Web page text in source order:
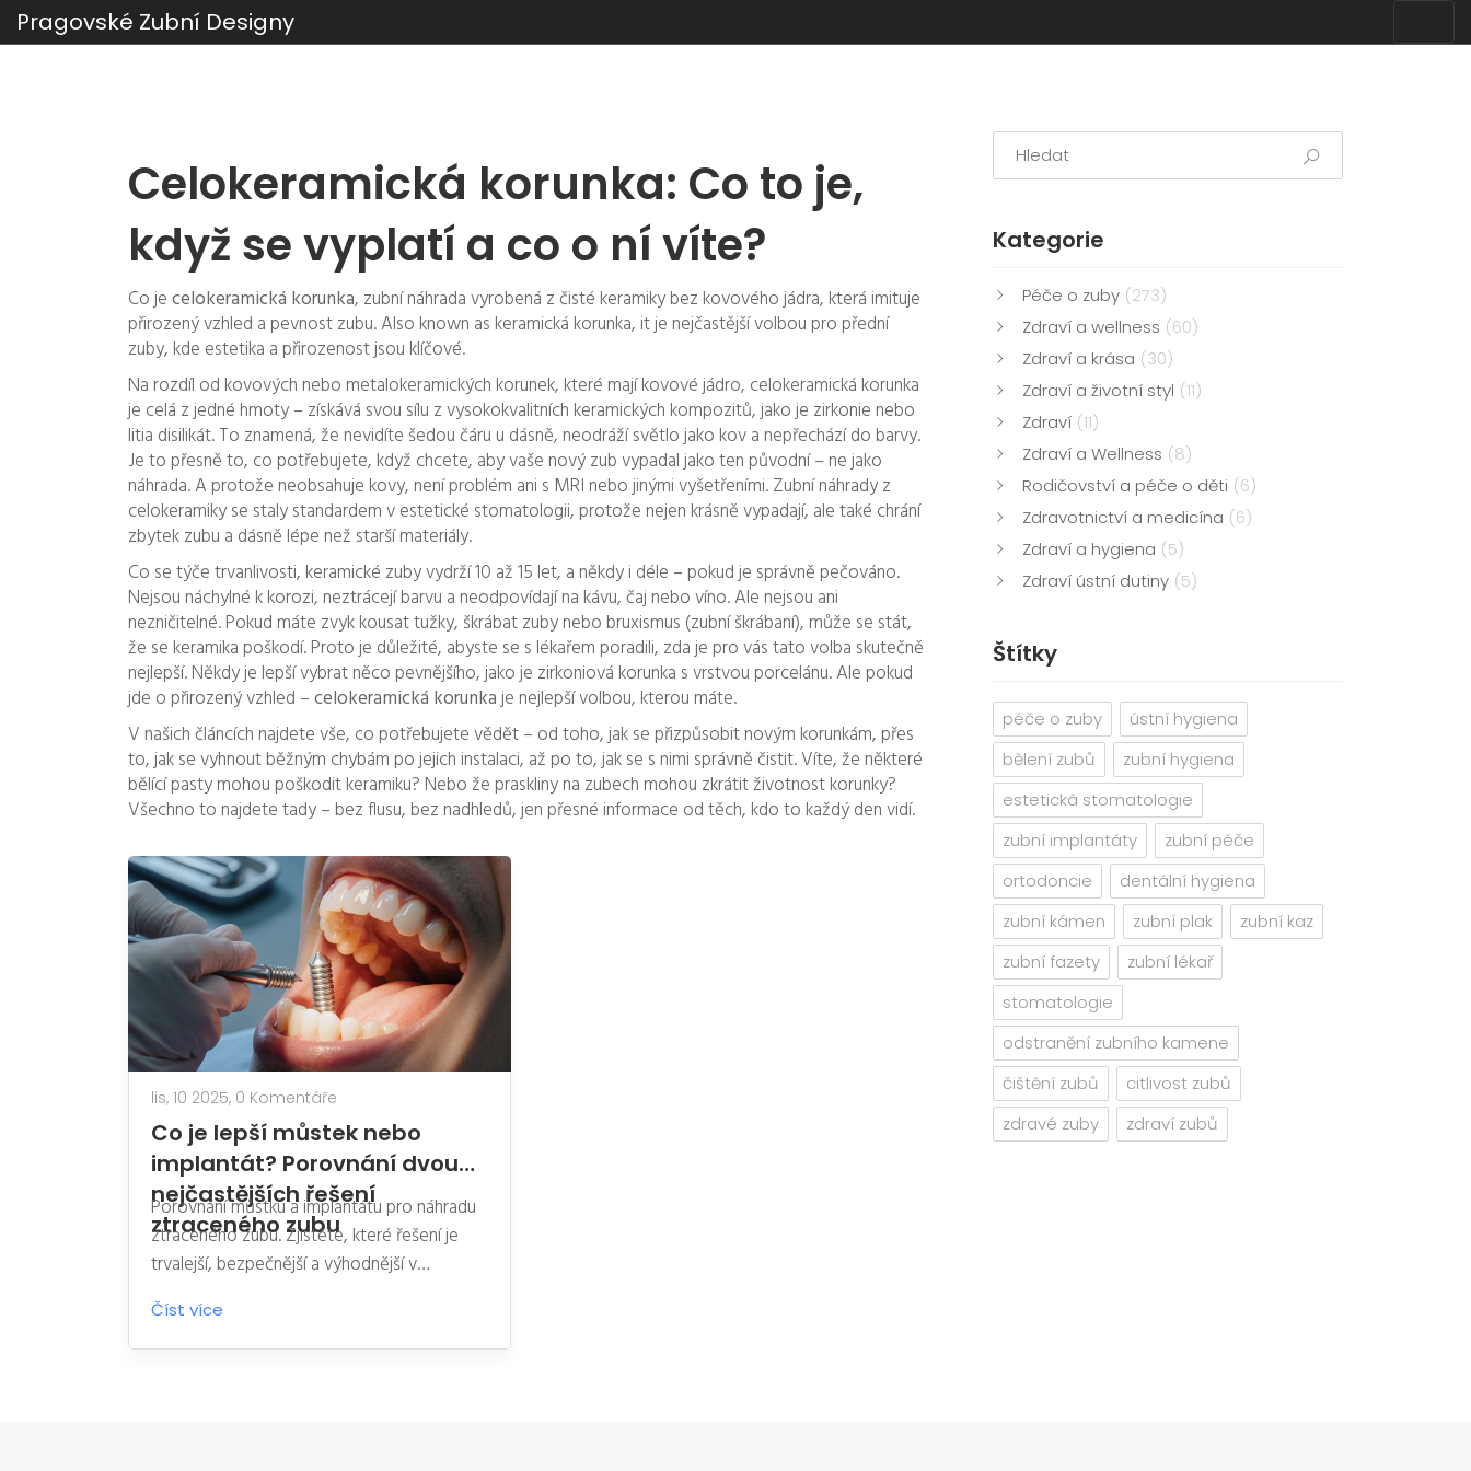
Pragovské Zubní Designy
Celokeramická korunka: Co to je,
když se vyplatí a co o ní víte?
Co jecelokeramická korunka, zubní náhrada vyrobená z čisté keramiky bez kovového jádra, která imituje
přirozený vzhled a pevnost zubu. Also known as keramická korunka, itje nejčastější volbou pro přední
zuby, kde estetika a přirozenost jsou klíčové.
Na rozdíl od kovových nebo metalokeramických korunek, které mají kovové jádro, celokeramická korunka
je celá z jedné hmoty – získává svou sílu z vysokokvalitních keramických kompozitů, jako je zirkonie nebo
litia disilikát. To znamená, že nevidíte šedou čáru u dásně, neodráží světlo jako kov a nepřechází do barvy.
Je to přesně to, co potřebujete, když chcete, aby vaše nový zub vypadal jako ten původní – ne jako
náhrada. A protože neobsahuje kovy, není problém ani s MRI nebo jinými vyšetřeními.Zubní náhradyz
celokeramiky se staly standardem v estetické stomatologii, protože nejen krásně vypadají, ale také chrání
zbytek zubu a dásně lépe než starší materiály.
Co se týče trvanlivosti, keramické zubyvydrží 10 až 15 let, a někdy i déle – pokud je správně pečováno.
Nejsou náchylné k korozi, neztrácejí barvu a neodpovídají na kávu, čaj nebo víno. Ale nejsou ani
nezničitelné. Pokud máte zvyk kousat tužky, škrábat zuby nebo bruxismus (zubní škrábaní), může se stát,
že se keramika poškodí. Proto je důležité, abyste se s lékařem poradili, zda je pro vás tato volba skutečně
nejlepší. Někdy je lepší vybrat něco pevnějšího, jako je zirkoniová korunka s vrstvou porcelánu. Ale pokud
jde o přirozený vzhled –celokeramická korunkaje nejlepší volbou, kterou máte.
V našich článcích najdete vše, co potřebujete vědět – od toho, jak se přizpůsobit novým korunkám, přes
to, jak se vyhnout běžným chybám po jejich instalaci, až po to, jak se s nimi správně čistit. Víte, že některé
bělící pasty mohou poškodit keramiku? Nebo že praskliny na zubech mohou zkrátit životnost korunky?
Všechno to najdete tady – bez flusu, bez nadhledů, jen přesné informace od těch, kdo to každý den vidí.
lis, 10 2025, 0 Komentáře
Co je lepší můstek nebo
implantát? Porovnání dvou
nejčastějších řešení
ztraceného zubu
Porovnání můstku a implantátu pro náhradu
ztraceného zubu. Zjistěte, které řešení je
trvalejší, bezpečnější a výhodnější v
dlouhodobém horizontu.
Číst více
Kategorie
Péče o zuby (273)
Zdraví a wellness (60)
Zdraví a krása (30)
Zdraví a životní styl (11)
Zdraví (11)
Zdraví a Wellness (8)
Rodičovství a péče o děti (6)
Zdravotnictví a medicína (6)
Zdraví a hygiena (5)
Zdraví ústní dutiny (5)
Štítky
péče o zuby
ústní hygiena
bělení zubů
zubní hygiena
estetická stomatologie
zubní implantáty
zubní péče
ortodoncie
dentální hygiena
zubní kámen
zubní plak
zubní kaz
zubní fazety
zubní lékař
stomatologie
odstranění zubního kamene
čištění zubů
citlivost zubů
zdravé zuby
zdraví zubů